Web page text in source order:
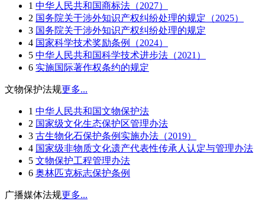
1 中华人民共和国商标法（2027）
2 国务院关于涉外知识产权纠纷处理的规定（2025）
3 国务院关于涉外知识产权纠纷处理的规定
4 国家科学技术奖励条例（2024）
5 中华人民共和国科学技术进步法（2021）
6 实施国际著作权条约的规定
文物保护法规更多...
1 中华人民共和国文物保护法
2 国家级文化生态保护区管理办法
3 古生物化石保护条例实施办法（2019）
4 国家级非物质文化遗产代表性传承人认定与管理办法
5 文物保护工程管理办法
6 奥林匹克标志保护条例
广播媒体法规更多...